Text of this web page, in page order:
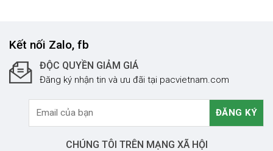
Kết nối Zalo, fb
ĐỘC QUYỀN GIẢM GIÁ
Đăng ký nhận tin và ưu đãi tại pacvietnam.com
CHÚNG TÔI TRÊN MẠNG XÃ HỘI